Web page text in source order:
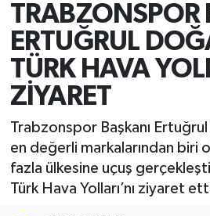
TRABZONSPOR
ERTUĞRUL
TÜRK HAVA
ZİYARET
Trabzonspor Başkanı
en değerli markalarından biri
fazla ülkesine uçuş
Türk Hava Yolları’nı ziyaret
Süper Lig Puan Durumu ve
Tüm Manşetler
Son Dakika Haberleri
Haber Arşivi